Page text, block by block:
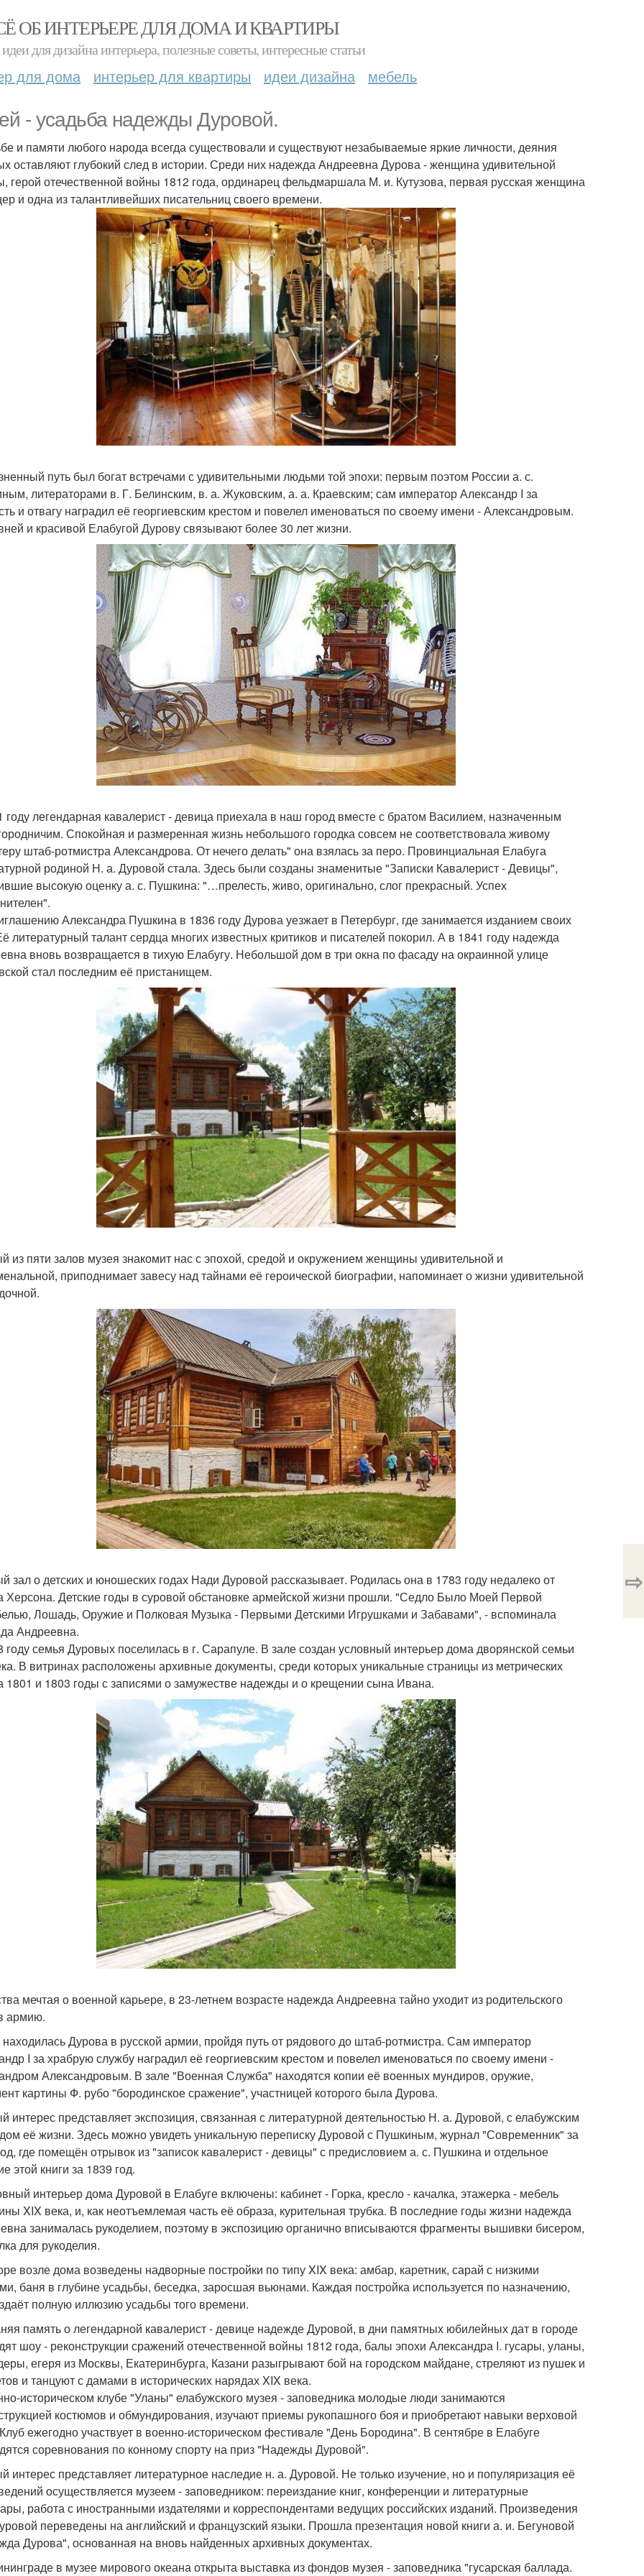
ОБ ИНТЕРЬЕРЕ ДЛЯ ДОМА И КВАРТИРЫ
для дизайна интерьера, полезные советы, интересные статьи
для дома интерьер для квартиры идеи дизайна мебель
- усадьба надежды Дуровой.
и памяти любого народа всегда существовали и существуют незабываемые яркие личности, деяния
оставляют глубокий след в истории. Среди них надежда Андреевна Дурова - женщина удивительной
герой отечественной войны 1812 года, ординарец фельдмаршала М. и. Кутузова, первая русская женщина
и одна из талантливейших писательниц своего времени.
путь был богат встречами с удивительными людьми той эпохи: первым поэтом России а. с.
литераторами в. Г. Белинским, в. а. Жуковским, а. а. Краевским; сам император Александр I за
и отвагу наградил её георгиевским крестом и повелел именоваться по своему имени - Александровым.
и красивой Елабугой Дурову связывают более 30 лет жизни.
году легендарная кавалерист - девица приехала в наш город вместе с братом Василием, назначенным
Спокойная и размеренная жизнь небольшого городка совсем не соответствовала живому
штаб-ротмистра Александрова. От нечего делать" она взялась за перо. Провинциальная Елабуга
родиной Н. а. Дуровой стала. Здесь были созданы знаменитые "Записки Кавалерист - Девицы",
высокую оценку а. с. Пушкина: "…прелесть, живо, оригинально, слог прекрасный. Успех
Александра Пушкина в 1836 году Дурова уезжает в Петербург, где занимается изданием своих
литературный талант сердца многих известных критиков и писателей покорил. А в 1841 году надежда
вновь возвращается в тихую Елабугу. Небольшой дом в три окна по фасаду на окраинной улице
стал последним её пристанищем.
из пяти залов музея знакомит нас с эпохой, средой и окружением женщины удивительной и
приподнимает завесу над тайнами её героической биографии, напоминает о жизни удивительной
зал о детских и юношеских годах Нади Дуровой рассказывает. Родилась она в 1783 году недалеко от
Херсона. Детские годы в суровой обстановке армейской жизни прошли. "Седло Было Моей Первой
Лошадь, Оружие и Полковая Музыка - Первыми Детскими Игрушками и Забавами", - вспоминала
Андреевна.
году семья Дуровых поселилась в г. Сарапуле. В зале создан условный интерьер дома дворянской семьи
В витринах расположены архивные документы, среди которых уникальные страницы из метрических
1801 и 1803 годы с записями о замужестве надежды и о крещении сына Ивана.
мечтая о военной карьере, в 23-летнем возрасте надежда Андреевна тайно уходит из родительского
армию.
находилась Дурова в русской армии, пройдя путь от рядового до штаб-ротмистра. Сам император
I за храбрую службу наградил её георгиевским крестом и повелел именоваться по своему имени -
Александровым. В зале "Военная Служба" находятся копии её военных мундиров, оружие,
картины Ф. рубо "бородинское сражение", участницей которого была Дурова.
интерес представляет экспозиция, связанная с литературной деятельностью Н. а. Дуровой, с елабужским
её жизни. Здесь можно увидеть уникальную переписку Дуровой с Пушкиным, журнал "Современник" за
где помещён отрывок из "записок кавалерист - девицы" с предисловием а. с. Пушкина и отдельное
этой книги за 1839 год.
интерьер дома Дуровой в Елабуге включены: кабинет - Горка, кресло - качалка, этажерка - мебель
XIX века, и, как неотъемлемая часть её образа, курительная трубка. В последние годы жизни надежда
занималась рукоделием, поэтому в экспозицию органично вписываются фрагменты вышивки бисером,
для рукоделия.
возле дома возведены надворные постройки по типу XIX века: амбар, каретник, сарай с низкими
баня в глубине усадьбы, беседка, заросшая вьюнами. Каждая постройка используется по назначению,
полную иллюзию усадьбы того времени.
память о легендарной кавалерист - девице надежде Дуровой, в дни памятных юбилейных дат в городе
шоу - реконструкции сражений отечественной войны 1812 года, балы эпохи Александра I. гусары, уланы,
егеря из Москвы, Екатеринбурга, Казани разыгрывают бой на городском майдане, стреляют из пушек и
и танцуют с дамами в исторических нарядах XIX века.
историческом клубе "Уланы" елабужского музея - заповедника молодые люди занимаются
костюмов и обмундирования, изучают приемы рукопашного боя и приобретают навыки верховой
ежегодно участвует в военно-историческом фестивале "День Бородина". В сентябре в Елабуге
соревнования по конному спорту на приз "Надежды Дуровой".
интерес представляет литературное наследие н. а. Дуровой. Не только изучение, но и популяризация её
осуществляется музеем - заповедником: переиздание книг, конференции и литературные
работа с иностранными издателями и корреспондентами ведущих российских изданий. Произведения
переведены на английский и французский языки. Прошла презентация новой книги а. и. Бегуновой
Дурова", основанная на вновь найденных архивных документах.
в музее мирового океана открыта выставка из фондов музея - заповедника "гусарская баллада.
⇨